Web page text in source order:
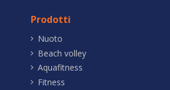
Prodotti
Nuoto
Beach volley
Aquafitness
Fitness